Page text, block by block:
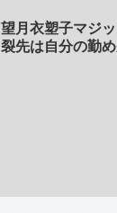
望月衣塑子マジ
裂先は自分の勤め